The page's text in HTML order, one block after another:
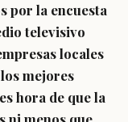
por la encuesta
televisivo
locales
mejores
hora de que la